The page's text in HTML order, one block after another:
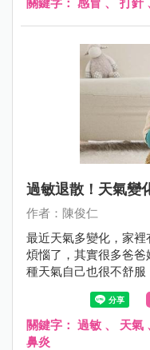
關鍵字： 感冒 、 打針
過敏退散！天氣變
作者：陳俊仁
最近天氣多變化，家
煩惱了，其實很多爸
種天氣自己也很不舒服
關鍵字： 過敏 、 天氣
鼻炎